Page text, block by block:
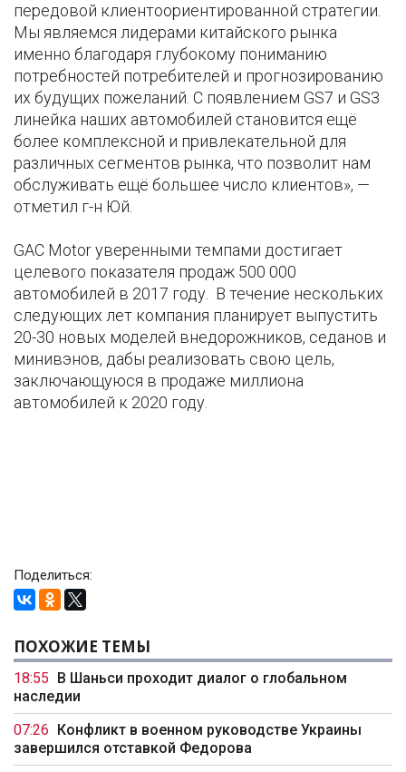
передовой клиентоориентированной стратегии.
Мы являемся лидерами китайского рынка
именно благодаря глубокому пониманию
потребностей потребителей и прогнозированию
их будущих пожеланий. С появлением GS7 и GS3
линейка наших автомобилей становится ещё
более комплексной и привлекательной для
различных сегментов рынка, что позволит нам
обслуживать ещё большее число клиентов», —
отметил г-н Юй.
GAC Motor уверенными темпами достигает
целевого показателя продаж 500 000
автомобилей в 2017 году. В течение нескольких
следующих лет компания планирует выпустить
20-30 новых моделей внедорожников, седанов и
минивэнов, дабы реализовать свою цель,
заключающуюся в продаже миллиона
автомобилей к 2020 году.
Поделиться:
ПОХОЖИЕ ТЕМЫ
18:55
В Шаньси проходит диалог о глобальном
наследии
07:26
Конфликт в военном руководстве Украины
завершился отставкой Федорова